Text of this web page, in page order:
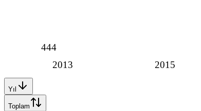
2013 2015
444
Yıl
Toplam